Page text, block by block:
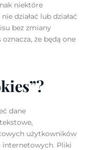
niektóre
działać lub działać
bez zmiany
że będą one
dane
użytkowników
internetowych. Pliki